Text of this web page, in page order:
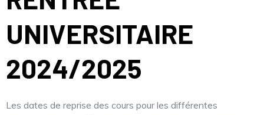
UNIVERSITAIRE
2024/2025
Les dates de reprise des cours pour les différentes